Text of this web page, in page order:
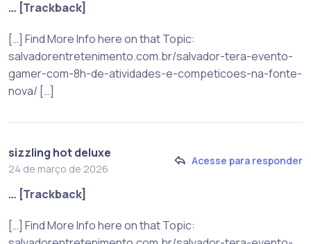
… [Trackback]
[…] Find More Info here on that Topic:
salvadorentretenimento.com.br/salvador-tera-evento-
gamer-com-8h-de-atividades-e-competicoes-na-fonte-
nova/ […]
sizzling hot deluxe
24 de março de 2026
Acesse para responder
… [Trackback]
[…] Find More Info here on that Topic: